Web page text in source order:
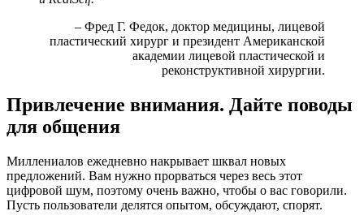
– Фред Г. Федок, доктор медицины, лицевой
пластический хирург и президент Американской
академии лицевой пластической и
реконструктивной хирургии.
Привлечение внимания. Дайте поводы
для общения
Миллениалов ежедневно накрывает шквал новых
предложений. Вам нужно прорваться через весь этот
цифровой шум, поэтому очень важно, чтобы о вас говорили.
Пусть пользователи делятся опытом, обсуждают, спорят.